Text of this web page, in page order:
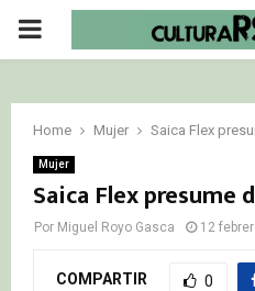
PRIMARY
Home Mujer Saica Flex
Mujer
Saica Flex presume
Por Miguel Royo Gasca 12
COMPARTIR 0